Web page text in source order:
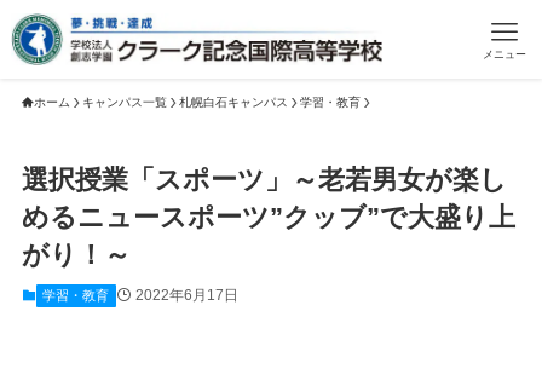
メニュー
ホーム キャンパス一覧 札幌白石キャンパス 学習・教育
選択授業「スポーツ」～老若男女が楽し
めるニュースポーツ”クッブ”で大盛り上
がり！～
学習・教育 2022年6月17日